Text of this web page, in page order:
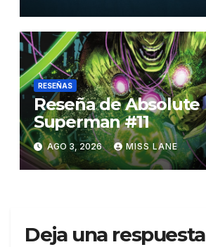
RESEÑAS
Reseña de Absolute
Superman #11
AGO 3, 2026 MISS LANE
Deja una respuesta